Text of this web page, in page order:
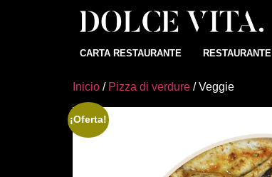
CARTA RESTAURANTE RESTAURANTE
Inicio / Pizza di verdure / Veggie
¡Oferta!